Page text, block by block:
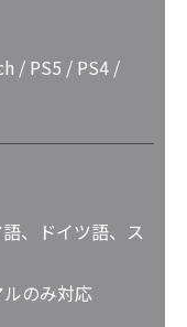
/ PS5 / PS4 /
、ドイツ語、ス
のみ対応